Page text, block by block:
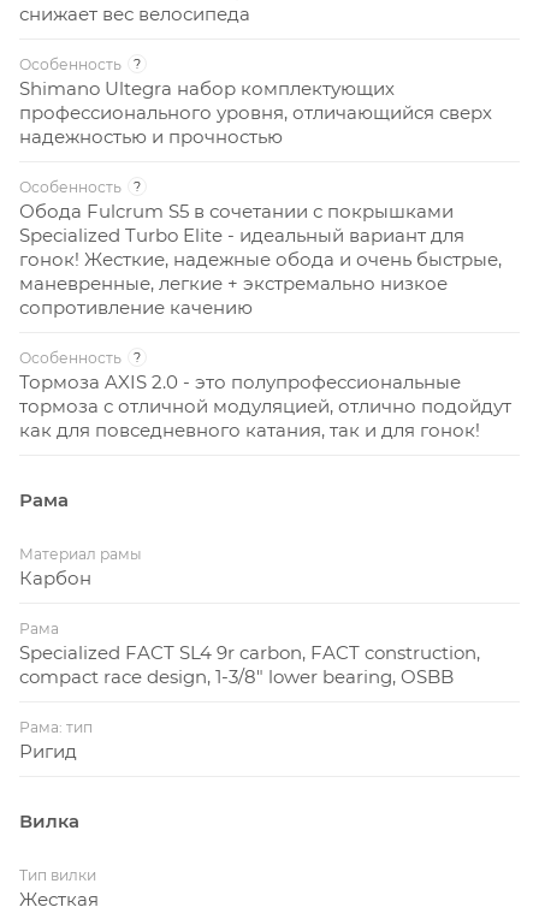
снижает вес велосипеда
Особенность ?
Shimano Ultegra набор комплектующих
профессионального уровня, отличающийся сверх
надежностью и прочностью
Особенность ?
Обода Fulcrum S5 в сочетании с покрышками
Specialized Turbo Elite - идеальный вариант для
гонок! Жесткие, надежные обода и очень быстрые,
маневренные, легкие + экстремально низкое
сопротивление качению
Особенность ?
Тормоза AXIS 2.0 - это полупрофессиональные
тормоза с отличной модуляцией, отлично подойдут
как для повседневного катания, так и для гонок!
Рама
Материал рамы
Карбон
Рама
Specialized FACT SL4 9r carbon, FACT construction,
compact race design, 1-3/8" lower bearing, OSBB
Рама: тип
Ригид
Вилка
Тип вилки
Жесткая